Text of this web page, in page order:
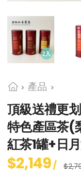
產品
頂級送禮更
特色產區茶(
紅茶1罐+日
$2,149/